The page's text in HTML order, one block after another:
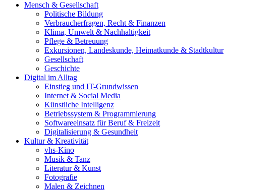
Mensch & Gesellschaft
Politische Bildung
Verbraucherfragen, Recht & Finanzen
Klima, Umwelt & Nachhaltigkeit
Pflege & Betreuung
Exkursionen, Landeskunde, Heimatkunde & Stadtkultur
Gesellschaft
Geschichte
Digital im Alltag
Einstieg und IT-Grundwissen
Internet & Social Media
Künstliche Intelligenz
Betriebssystem & Programmierung
Softwareeinsatz für Beruf & Freizeit
Digitalisierung & Gesundheit
Kultur & Kreativität
vhs-Kino
Musik & Tanz
Literatur & Kunst
Fotografie
Malen & Zeichnen